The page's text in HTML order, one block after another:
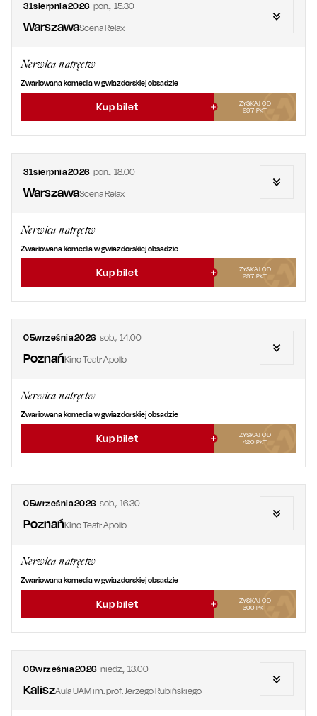
31sierpnia2026 pon., 15.30
WarszawaScena Relax
Nerwica natręctw
Zwariowana komedia w gwiazdorskiej obsadzie
Kup bilet
ZYSKAJ OD
297 PKT
31sierpnia2026 pon., 18.00
WarszawaScena Relax
Nerwica natręctw
Zwariowana komedia w gwiazdorskiej obsadzie
Kup bilet
ZYSKAJ OD
297 PKT
05września2026 sob., 14.00
PoznańKino Teatr Apollo
Nerwica natręctw
Zwariowana komedia w gwiazdorskiej obsadzie
Kup bilet
ZYSKAJ OD
420 PKT
05września2026 sob., 16.30
PoznańKino Teatr Apollo
Nerwica natręctw
Zwariowana komedia w gwiazdorskiej obsadzie
Kup bilet
ZYSKAJ OD
300 PKT
06września2026 niedz., 13.00
KaliszAula UAM im. prof. Jerzego Rubińskiego